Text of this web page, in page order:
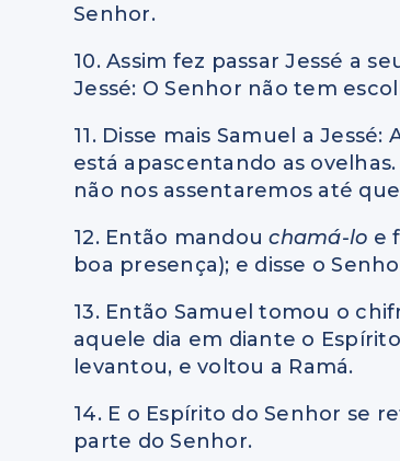
Senhor.
10. Assim fez passar Jessé a
Jessé: O Senhor não tem
11. Disse mais Samuel a
está apascentando as
não nos assentaremos até
12. Então mandouchamá-lo e
boa presença); e disse o
13. Então Samuel tomou o
aquele dia em diante o
levantou, e voltou a Ramá.
14. E o Espírito do Senhor se
parte do Senhor.